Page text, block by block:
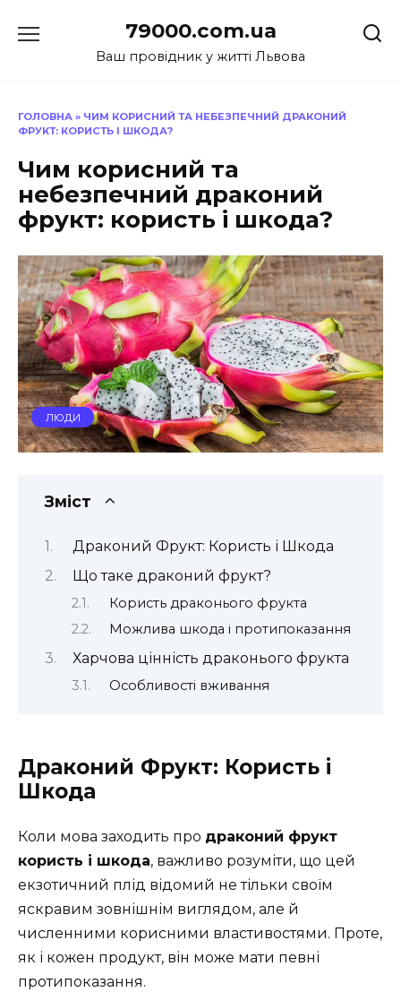
до
79000.com.ua
Ваш провідник у житті Львова
ГОЛОВНА » ЧИМ КОРИСНИЙ ТА НЕБЕЗПЕЧНИЙ ДРАКОНИЙ
ФРУКТ: КОРИСТЬ І ШКОДА?
Чим корисний та
небезпечний драконий
фрукт: користь і шкода?
ЛЮДИ
Зміст
Драконий Фрукт: Користь і Шкода
Що таке драконий фрукт?
Користь драконього фрукта
Можлива шкода і протипоказання
Харчова цінність драконього фрукта
Особливості вживання
Драконий Фрукт: Користь і
Шкода
Коли мова заходить про драконий фрукт
користь і шкода, важливо розуміти, що цей
екзотичний плід відомий не тільки своїм
яскравим зовнішнім виглядом, але й
численними корисними властивостями. Проте,
як і кожен продукт, він може мати певні
протипоказання.